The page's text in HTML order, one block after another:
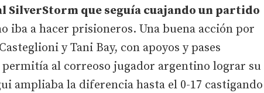
SilverStorm que seguía cuajando un partido
iba a hacer prisioneros. Una buena acción por
y Tani Bay, con apoyos y pases
al correoso jugador argentino lograr su
ampliaba la diferencia hasta el 0-17 castigando